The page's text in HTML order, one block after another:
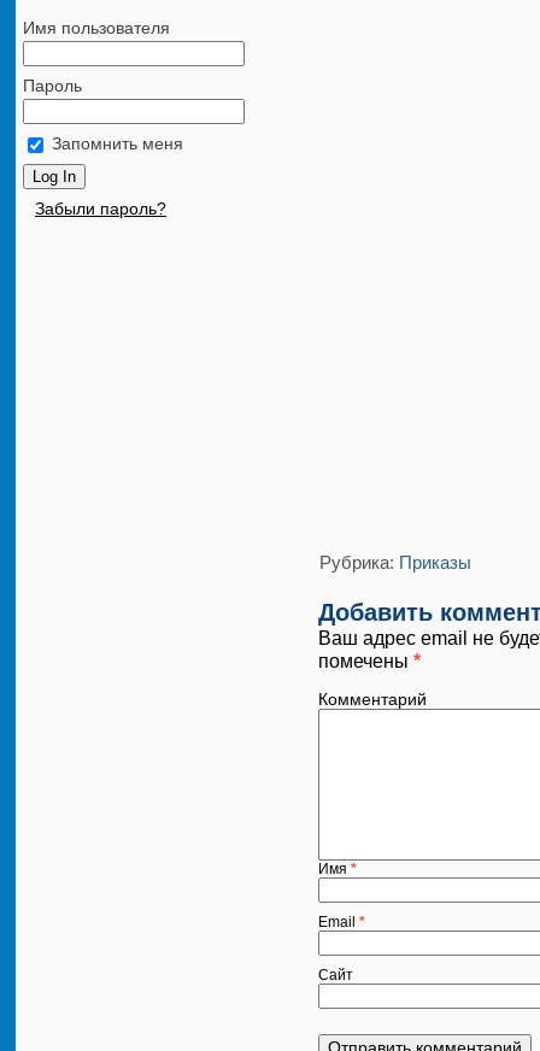
Имя пользователя
Пароль
Запомнить меня
Забыли пароль?
Рубрика: Приказы
Добавить
Ваш адрес email не
помечены *
Комментарий
Имя *
Email *
Сайт